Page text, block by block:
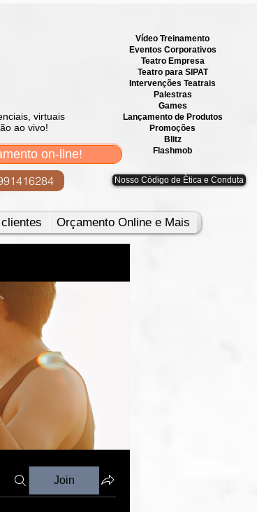
virtuais
ao vivo!
on-line!
Vídeo Treinamento
Eventos Corporativos
​Teatro Empresa
Teatro para SIPAT
Intervenções Teatrais
Palestras
Games
Lançamento de Produtos
Promoções
Blitz
Flashmob
Nosso Código de Ètica e Conduta
Orçamento Online e Mais
Join